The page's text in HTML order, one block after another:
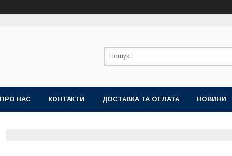
ПРО НАС КОНТАКТИ ДОСТАВКА ТА ОПЛАТА НОВИНИ